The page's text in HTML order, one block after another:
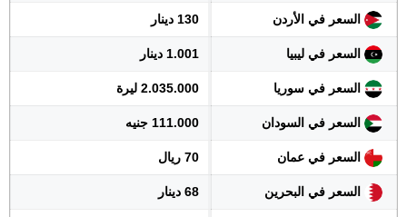
السعر في الأردن 130 دينار
السعر في ليبيا 1.001 دينار
السعر في سوريا 2.035.000 ليرة
السعر في السودان 111.000 جنيه
السعر في عمان 70 ريال
السعر في البحرين 68 دينار